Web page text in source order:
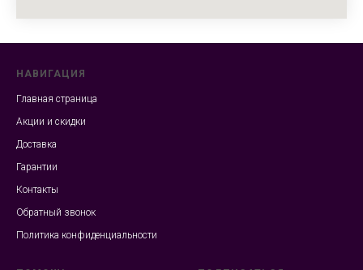
НАВИГАЦИЯ
Главная страница
Акции и скидки
Доставка
Гарантии
Контакты
Обратный звонок
Политика конфиденциальности